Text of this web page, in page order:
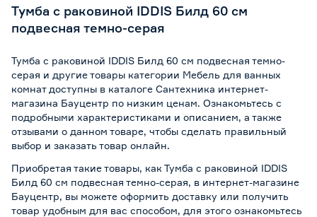
Тумба с раковиной IDDIS Билд 60 см
подвесная темно-серая
Тумба с раковиной IDDIS Билд 60 см подвесная темно-
серая и другие товары категории Мебель для ванных
комнат доступны в каталоге Сантехника интернет-
магазина Бауцентр по низким ценам. Ознакомьтесь с
подробными характеристиками и описанием, а также
отзывами о данном товаре, чтобы сделать правильный
выбор и заказать товар онлайн.
Приобретая такие товары, как Тумба с раковиной IDDIS
Билд 60 см подвесная темно-серая, в интернет-магазине
Бауцентр, вы можете оформить доставку или получить
товар удобным для вас способом, для этого ознакомьтесь